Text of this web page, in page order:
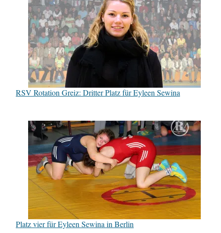
RSV Rotation Greiz: Dritter Platz für Eyleen Sewina
Platz vier für Eyleen Sewina in Berlin